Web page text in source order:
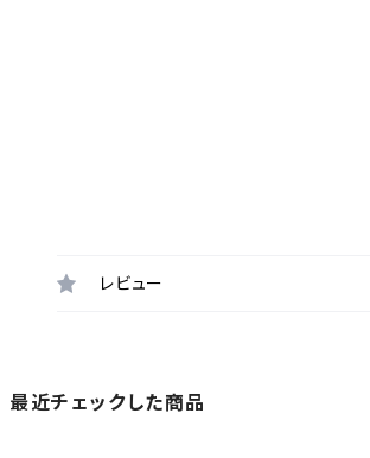
レビュー
最近チェックした商品